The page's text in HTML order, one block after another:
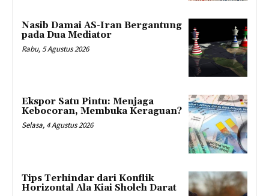
Nasib Damai AS-Iran Bergantung
pada Dua Mediator
Rabu, 5 Agustus 2026
Ekspor Satu Pintu: Menjaga
Kebocoran, Membuka Keraguan?
Selasa, 4 Agustus 2026
Tips Terhindar dari Konflik
Horizontal Ala Kiai Sholeh Darat